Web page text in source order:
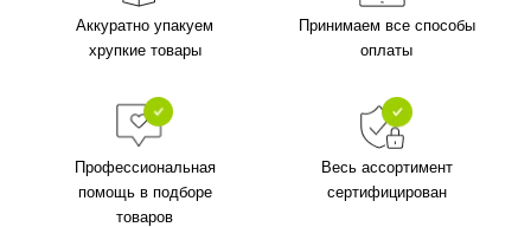
Аккуратно упакуем
хрупкие товары
Принимаем все способы
оплаты
Профессиональная
помощь в подборе
товаров
Весь ассортимент
сертифицирован